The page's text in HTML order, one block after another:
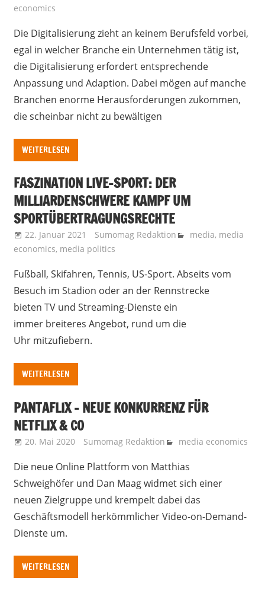
economics
Die Digitalisierung zieht an keinem Berufsfeld vorbei,
egal in welcher Branche ein Unternehmen tätig ist,
die Digitalisierung erfordert entsprechende
Anpassung und Adaption. Dabei mögen auf manche
Branchen enorme Herausforderungen zukommen,
die scheinbar nicht zu bewältigen
WEITERLESEN
FASZINATION LIVE-SPORT: DER
MILLIARDENSCHWERE KAMPF UM
SPORTÜBERTRAGUNGSRECHTE
22. Januar 2021 Sumomag Redaktion media, media
economics, media politics
Fußball, Skifahren, Tennis, US-Sport. Abseits vom
Besuch im Stadion oder an der Rennstrecke
bieten TV und Streaming-Dienste ein
immer breiteres Angebot, rund um die
Uhr mitzufiebern.
WEITERLESEN
PANTAFLIX – NEUE KONKURRENZ FÜR
NETFLIX & CO
20. Mai 2020 Sumomag Redaktion media economics
Die neue Online Plattform von Matthias
Schweighöfer und Dan Maag widmet sich einer
neuen Zielgruppe und krempelt dabei das
Geschäftsmodell herkömmlicher Video-on-Demand-
Dienste um.
WEITERLESEN